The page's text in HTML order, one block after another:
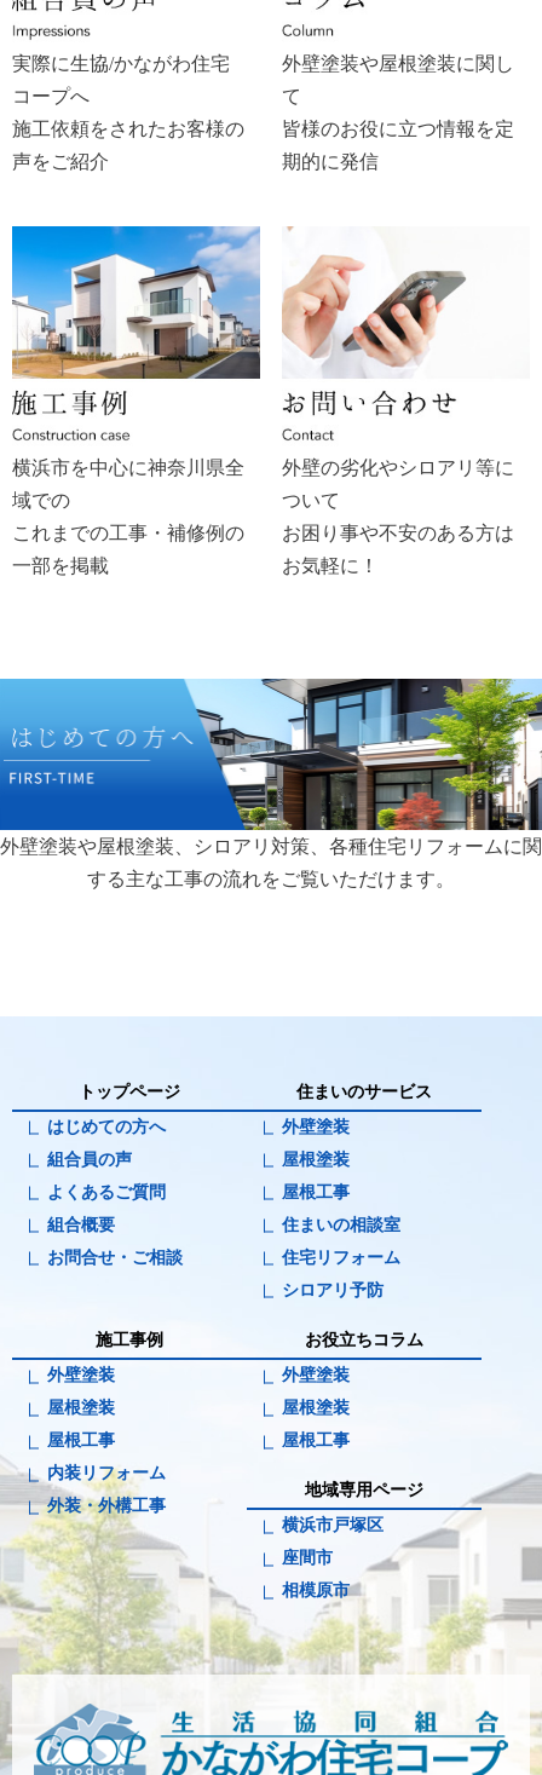
実際に生協/かながわ住宅
コープへ
施工依頼をされたお客様の
声をご紹介
外壁塗装や屋根塗装に関し
て
皆様のお役に立つ情報を定
期的に発信
横浜市を中心に神奈川県全
域での
これまでの工事・補修例の
一部を掲載
外壁の劣化やシロアリ等に
ついて
お困り事や不安のある方は
お気軽に！
外壁塗装や屋根塗装、シロアリ対策、各種住宅リフォームに関
する主な工事の流れをご覧いただけます。
トップページ
はじめての方へ
組合員の声
よくあるご質問
組合概要
お問合せ・ご相談
住まいのサービス
外壁塗装
屋根塗装
屋根工事
住まいの相談室
住宅リフォーム
シロアリ予防
施工事例
外壁塗装
屋根塗装
屋根工事
内装リフォーム
外装・外構工事
お役立ちコラム
外壁塗装
屋根塗装
屋根工事
地域専用ページ
横浜市戸塚区
座間市
相模原市